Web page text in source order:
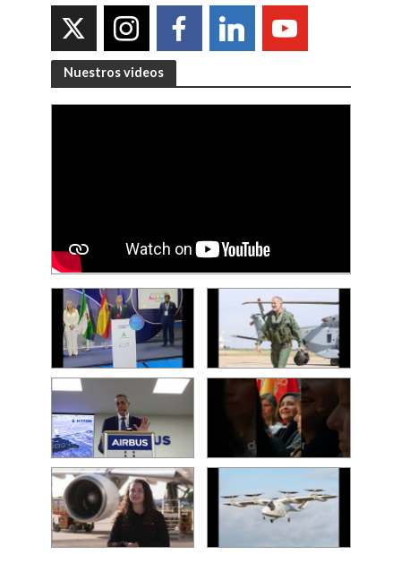
Nuestros videos